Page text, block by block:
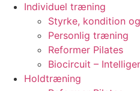
Individuel træning
Styrke, kondition
Personlig træning
Reformer Pilates
Biocircuit –
Holdtræning